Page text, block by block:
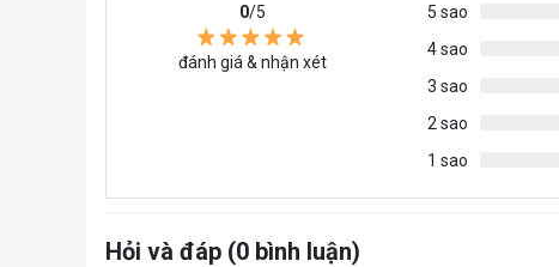
0/5
đánh giá & nhận xét
5 sao
4 sao
3 sao
2 sao
1 sao
Hỏi và đáp (0 bình luận)